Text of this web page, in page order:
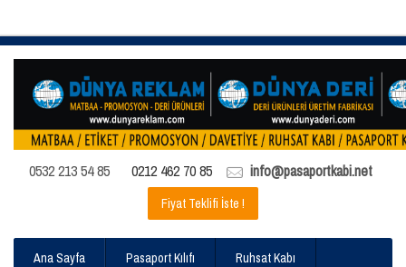
0532 213 54 85 0212 462 70 85 info@pasaportkabi.net
Fiyat Teklifi İste !
Ana Sayfa Pasaport Kılıfı Ruhsat Kabı